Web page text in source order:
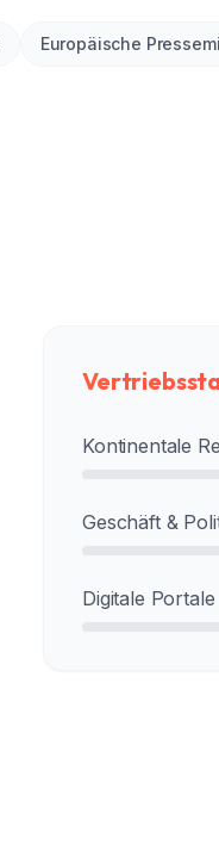
Europäische
Kontinentale
Geschäft &
Digitale Portale